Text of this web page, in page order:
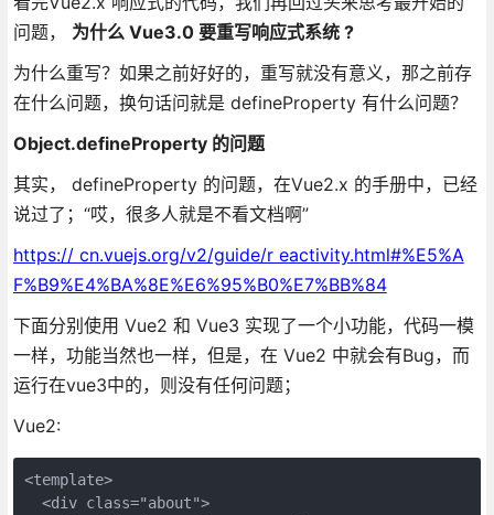
问题， 为什么 Vue3.0 要重写响应式系统 ?
为什么重写？如果之前好好的，重写就没有意义，那之前存
在什么问题，换句话问就是 defineProperty 有什么问题？
Object.defineProperty 的问题
其实， defineProperty 的问题，在Vue2.x 的手册中，已经
说过了；“哎，很多人就是不看文档啊”
https:// cn.vuejs.org/v2/guide/r eactivity.html#%E5%A
F%B9%E4%BA%8E%E6%95%B0%E7%BB%84
下面分别使用 Vue2 和 Vue3 实现了一个小功能，代码一模
一样，功能当然也一样，但是，在 Vue2 中就会有Bug，而
运行在vue3中的，则没有任何问题；
Vue2:
<template>
  <div class="about">